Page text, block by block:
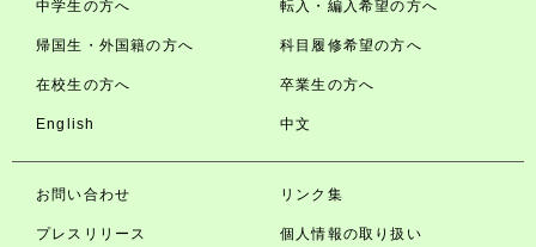
中学生の方へ 転入・編入希望の方へ
帰国生・外国籍の方へ 科目履修希望の方へ
在校生の方へ 卒業生の方へ
English 中文
お問い合わせ リンク集
プレスリリース 個人情報の取り扱い